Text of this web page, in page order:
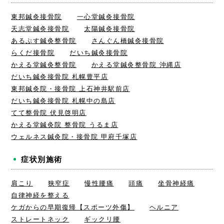
東邦鍼灸接骨院
一心堂鍼灸接骨院
天志堂鍼灸接骨院
太陽鍼灸接骨院
あるぷす鍼灸整骨院
さんぐん橋鍼灸接骨院
らくだ接骨院
だいち鍼灸接骨院
かえる堂鍼灸整骨院
かえる堂鍼灸整骨院 沖縄店
だいち鍼灸接骨院 札幌豊平店
東邦鍼灸院・接骨院 上石神井駅前店
だいち鍼灸接骨院 札幌中の島店
てて整骨院 伏見啓明店
かえる堂鍼灸院 整骨院 うるま店
ウェルネス鍼灸院・接骨院 甲府千塚店
症状別施術
肩こり 狭窄症 慢性腰痛 頭痛
坐骨神経痛
自律神経を整える
ケガからの早期復帰【スポーツ外傷】
ヘルニア
ストレートネック
ギックリ腰